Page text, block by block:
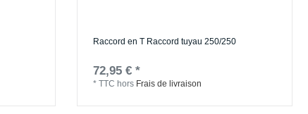
Raccord en T Raccord tuyau 250/250
72,95 € *
*TTC hors Frais de livraison